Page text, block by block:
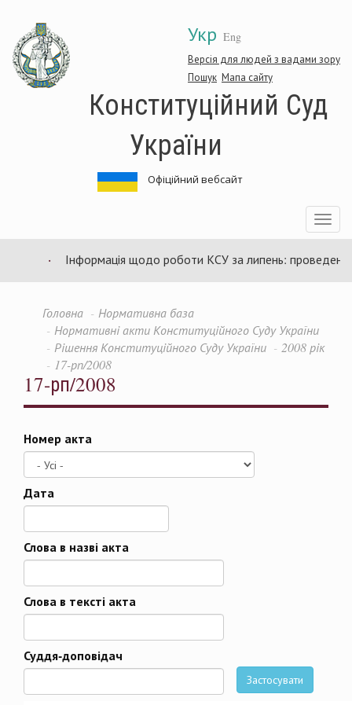
основного
матеріалу
Укр Eng
Версія для людей з вадами зору
Пошук Мапа сайту
Конституційний Суд
України
Офіційний вебсайт
Toggle
Інформація щодо роботи КСУ за липень: проведено
Головна
Нормативна база
Нормативні акти Конституційного Суду України
Рішення Конституційного Суду України
2008 рік
17-рп/2008
17-рп/2008
Номер акта
Дата
Дата
Слова в назві акта
Слова в тексті акта
Суддя-доповідач
Застосувати